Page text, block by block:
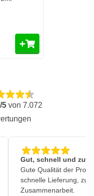
5 von 7.072
Gut, schnell und
Gute Qualität der
schnelle Lieferung,
Zusammenarbeit.